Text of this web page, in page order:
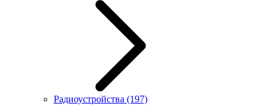
Радиоустройства (197)